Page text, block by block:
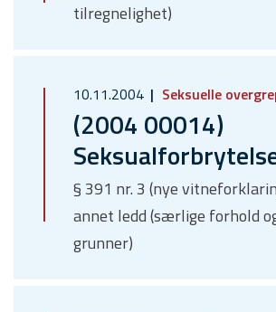
tilregnelighet)
10.11.2004 Seksuelle
(2004 00014)
§ 391 nr. 3 (nye
annet ledd (særlige forhold
grunner)